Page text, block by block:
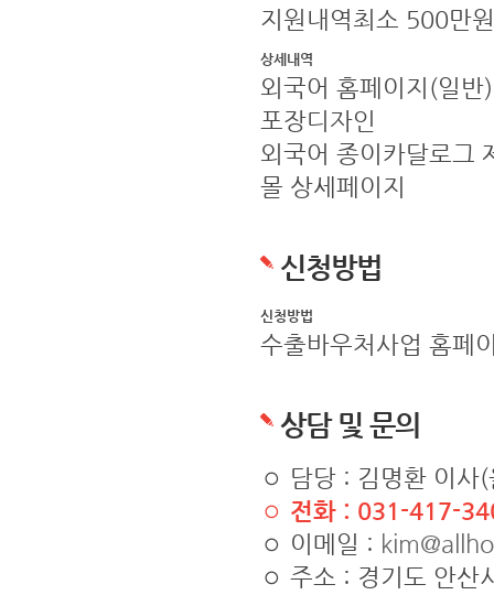
지원내역최소 500만
상세내역
외국어 홈페이지(일
포장디자인
외국어 종이카달로그
몰 상세페이지
신청방법
신청방법
수출바우처사업 홈페
상담 및 문의
◦ 담당 : 김명환 이사(
◦ 전화 : 031-417-
◦ 이메일 :
◦ 주소 : 경기도 안산